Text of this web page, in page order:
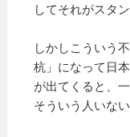
してそれがスタ
しかしこういう
杭」になって日
が出てくると、
そういう人いない